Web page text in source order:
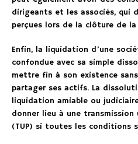
dirigeants et les associés, qui
perçues lors de la clôture de
Enfin, la liquidation d’une
confondue avec sa simple
mettre fin à son existence
partager ses actifs. La
liquidation amiable ou
donner lieu à une
(TUP) si toutes les conditions